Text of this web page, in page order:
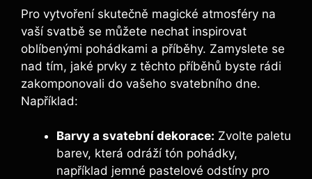
Pro‌ vytvoření skutečně magické ⁣atmosféry na
vaší svatbě se můžete nechat inspirovat
⁤oblíbenými ‌pohádkami a⁤ příběhy. Zamyslete se
nad tím,‍ jaké prvky⁣ z těchto příběhů byste rádi
zakomponovali do ​vašeho svatebního ⁣dne.
Například:
Barvy a svatební dekorace: Zvolte paletu
barev, která ‍odráží tón pohádky,
například jemné pastelové odstíny pro